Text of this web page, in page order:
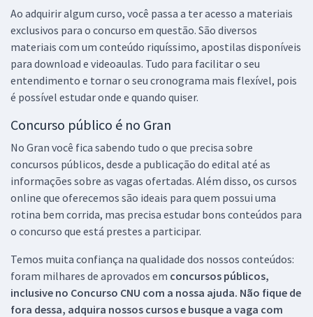
Ao adquirir algum curso, você passa a ter acesso a materiais
exclusivos para o concurso em questão. São diversos
materiais com um conteúdo riquíssimo, apostilas disponíveis
para download e videoaulas. Tudo para facilitar o seu
entendimento e tornar o seu cronograma mais flexível, pois
é possível estudar onde e quando quiser.
Concurso público é no Gran
No Gran você fica sabendo tudo o que precisa sobre
concursos públicos, desde a publicação do edital até as
informações sobre as vagas ofertadas. Além disso, os cursos
online que oferecemos são ideais para quem possui uma
rotina bem corrida, mas precisa estudar bons conteúdos para
o concurso que está prestes a participar.
Temos muita confiança na qualidade dos nossos conteúdos:
foram milhares de aprovados em concursos públicos,
inclusive no Concurso CNU com a nossa ajuda. Não fique de
fora dessa, adquira nossos cursos e busque a vaga com